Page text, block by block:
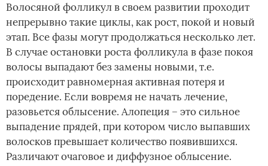
Волосяной фолликул в своем развитии проходит
непрерывно такие циклы, как рост, покой и новый
этап. Все фазы могут продолжаться несколько лет.
В случае остановки роста фолликула в фазе покоя
волосы выпадают без замены новыми, т.е.
происходит равномерная активная потеря и
поредение. Если вовремя не начать лечение,
разовьется облысение. Алопеция – это сильное
выпадение прядей, при котором число выпавших
волосков превышает количество появившихся.
Различают очаговое и диффузное облысение.